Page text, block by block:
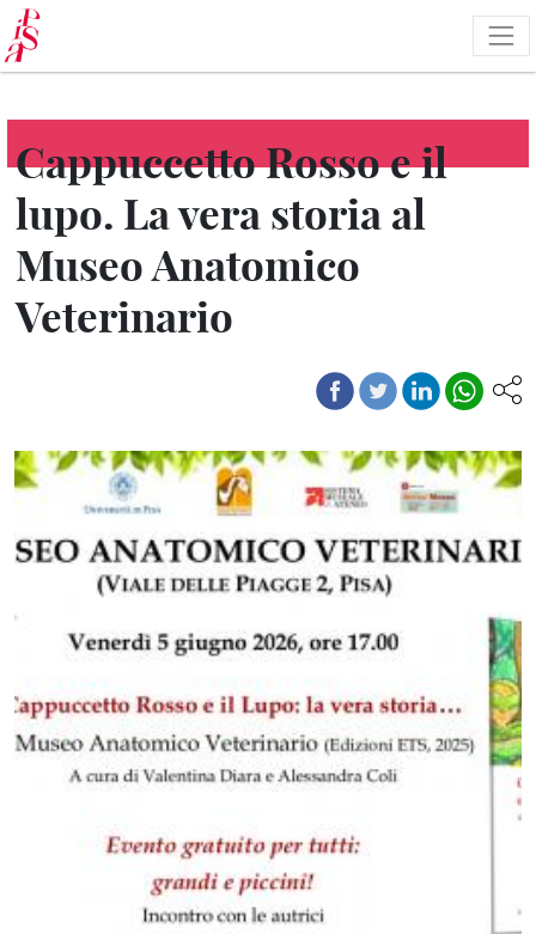
Salta
al
contenuto
principale
Cappuccetto Rosso e il
lupo. La vera storia al
Museo Anatomico
Veterinario